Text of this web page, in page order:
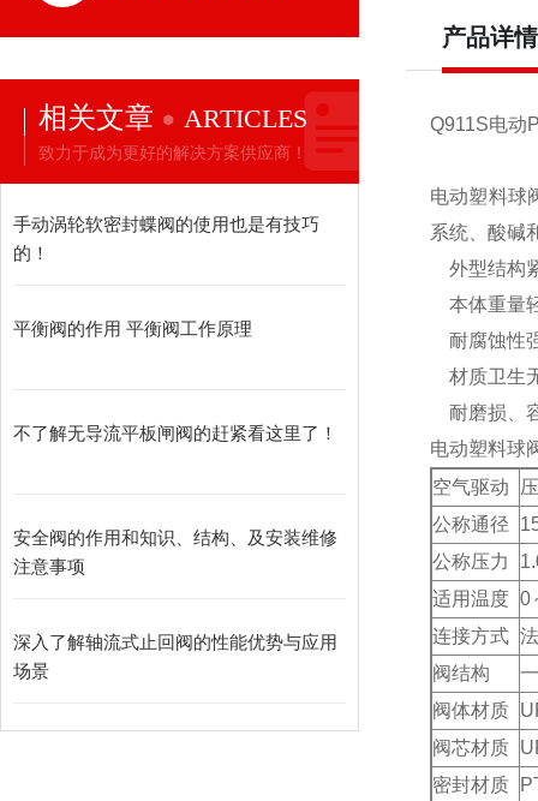
相关文章 ARTICLES
致力于成为更好的解决方案供应商！
手动涡轮软密封蝶阀的使用也是有技巧
的！
平衡阀的作用 平衡阀工作原理
不了解无导流平板闸阀的赶紧看这里了！
安全阀的作用和知识、结构、及安装维修
注意事项
深入了解轴流式止回阀的性能优势与应用
场景
产品详情
Q911S电动
电动塑料球
系统、酸碱
外型结构
本体重量
耐腐蚀性
材质卫生
耐磨损、
电动塑料球
空气驱动
公称通径
公称压力
适用温度 0
连接方式
阀结构
阀体材质
阀芯材质
密封材质